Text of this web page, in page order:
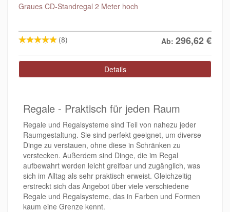
Graues CD-Standregal 2 Meter hoch
(8) Ab: 296,62€
Details
Regale - Praktisch für jeden Raum
Regale und Regalsysteme sind Teil von nahezu jeder
Raumgestaltung. Sie sind perfekt geeignet, um diverse
Dinge zu verstauen, ohne diese in Schränken zu
verstecken. Außerdem sind Dinge, die im Regal
aufbewahrt werden leicht greifbar und zugänglich, was
sich im Alltag als sehr praktisch erweist. Gleichzeitig
erstreckt sich das Angebot über viele verschiedene
Regale und Regalsysteme, das in Farben und Formen
kaum eine Grenze kennt.